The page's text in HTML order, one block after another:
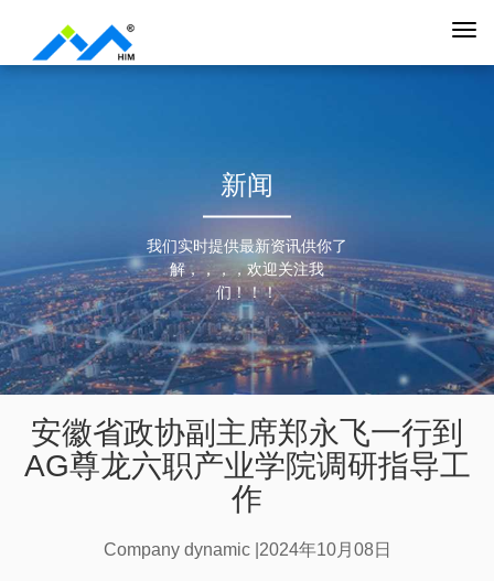
新闻
我们实时提供最新资讯供你了
解，，，，欢迎关注我
们！！！
安徽省政协副主席郑永飞一行到
AG尊龙六职产业学院调研指导工
作
Company dynamic |2024年10月08日